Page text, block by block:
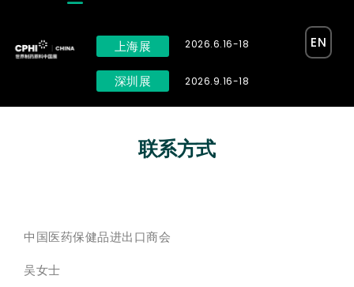
上海展
深圳展
2026.6.16-18
2026.9.16-18
EN
联系方式
中国医药保健品进出口商会
吴女士